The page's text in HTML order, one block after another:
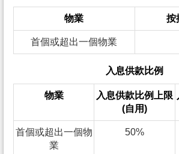
物業 按
首個或超出一個物業
入息供款比例
物業
入息供款比例上限
(自用)
首個或超出一個物
業
50%